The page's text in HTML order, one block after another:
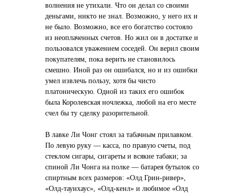
волнения не утихали. Что он делал со своими
деньгами, никто не знал. Возможно, у него их и
не было. Возможно, все его бoгaтcтвo состояло
из неоплаченных счетов. Но жил он в достатке и
пользовался уважением соседей. Он верил своим
покупателям, пока верить не становилось
смешно. Иной раз он ошибался, но и из ошибки
умел извлечь пользу, хотя бы чисто
платоническую. Одной из таких его ошибок
была Королевская ночлежка, любой на его месте
счел бы ту сделку разорительной.
В лавке Ли Чонг стоял за табачным прилавком.
По левую руку — касса, по правую счеты, под
стеклом сигары, сигареты и всякие табаки; за
спиной Ли Чонга на полке — батарея бутылок со
спиртным всех размеров: «Олд Грин-ривер»,
«Олд-таунхаус», «Олд-кенл» и любимое «Олд